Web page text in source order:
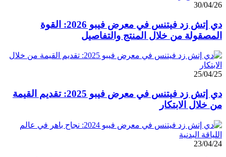
30/04/26
دي إتش زد فيتنس في معرض فيبو 2026: القوة
المصقولة من خلال المنتج والتفاصيل
25/04/25
دي إتش زد فيتنس في معرض فيبو 2025: تقديم القيمة
من خلال الابتكار
23/04/24